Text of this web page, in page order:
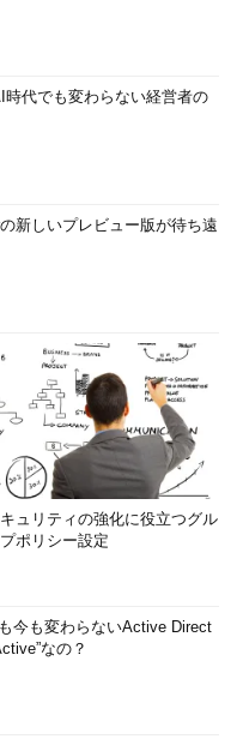
時代でも変わらない経営者の
新しいプレビュー版が待ち遠
ュリティの強化に役立つグル
ポリシー設定
今も変わらないActive Direct
なの？